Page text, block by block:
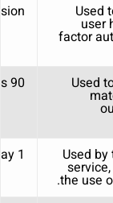
Used
user
factor
Used
90 days
Used
the use
1 day